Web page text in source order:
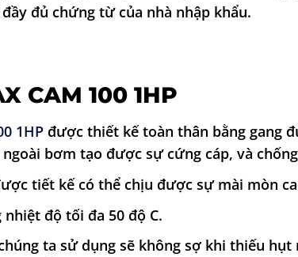
đủ chứng từ của nhà nhập khẩu.
CAM 100 1HP
1HPđược thiết kế toàn thân bằng gang
bơm tạo được sự cứng cáp, và
tiết kế có thể chịu được sự mài mòn
độ tối đa 50 độ C.
ta sử dụng sẽ không sợ khi thiếu